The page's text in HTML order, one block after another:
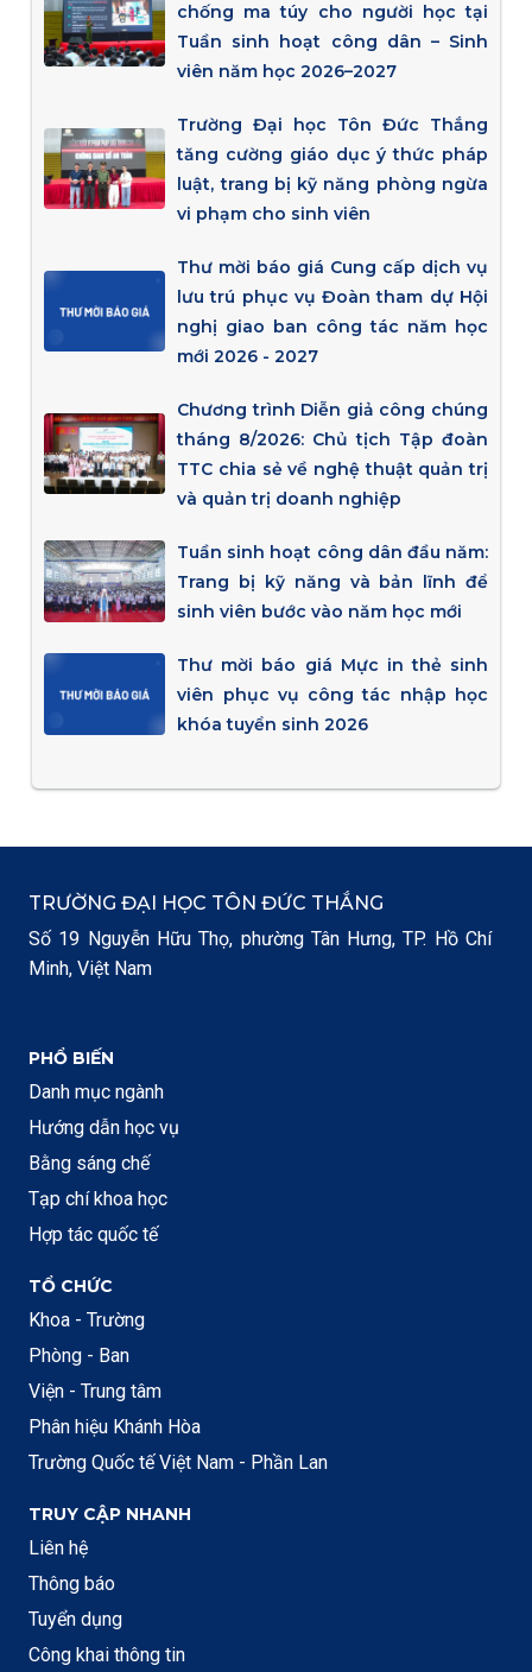
chống ma túy cho người học tại
Tuần sinh hoạt công dân – Sinh
viên năm học 2026–2027
Trường Đại học Tôn Đức Thắng
tăng cường giáo dục ý thức pháp
luật, trang bị kỹ năng phòng ngừa
vi phạm cho sinh viên
Thư mời báo giá Cung cấp dịch vụ
lưu trú phục vụ Đoàn tham dự Hội
nghị giao ban công tác năm học
mới 2026 - 2027
Chương trình Diễn giả công chúng
tháng 8/2026: Chủ tịch Tập đoàn
TTC chia sẻ về nghệ thuật quản trị
và quản trị doanh nghiệp
Tuần sinh hoạt công dân đầu năm:
Trang bị kỹ năng và bản lĩnh để
sinh viên bước vào năm học mới
Thư mời báo giá Mực in thẻ sinh
viên phục vụ công tác nhập học
khóa tuyển sinh 2026
TRƯỜNG ĐẠI HỌC TÔN ĐỨC THẮNG
Số 19 Nguyễn Hữu Thọ, phường Tân Hưng, TP. Hồ Chí
Minh, Việt Nam
PHỔ BIẾN
Danh mục ngành
Hướng dẫn học vụ
Bằng sáng chế
Tạp chí khoa học
Hợp tác quốc tế
TỔ CHỨC
Khoa - Trường
Phòng - Ban
Viện - Trung tâm
Phân hiệu Khánh Hòa
Trường Quốc tế Việt Nam - Phần Lan
TRUY CẬP NHANH
Liên hệ
Thông báo
Tuyển dụng
Công khai thông tin